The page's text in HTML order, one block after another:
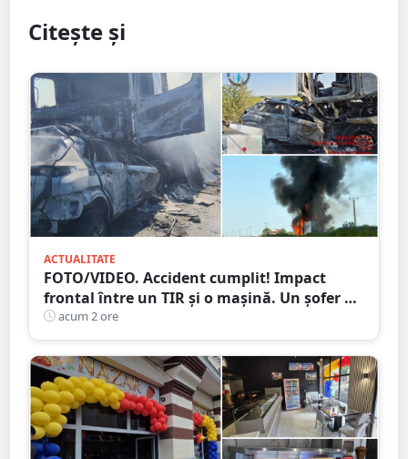
Citește și
ACTUALITATE
FOTO/VIDEO. Accident cumplit! Impact
frontal între un TIR și o mașină. Un șofer a
murit carbonizat
acum 2 ore